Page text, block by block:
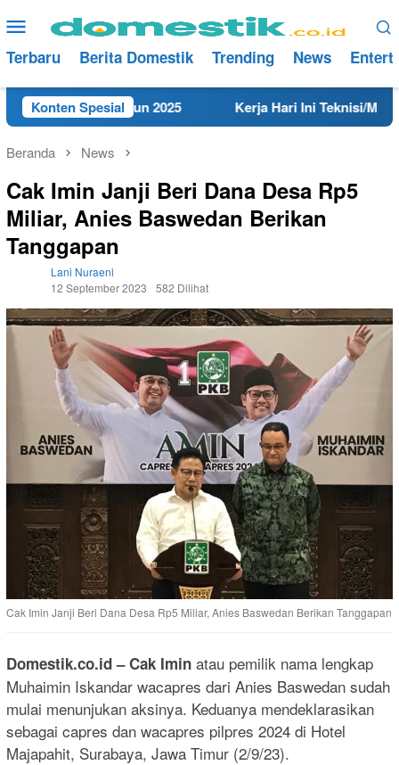
ke
konten
Menu
Mobile
Terbaru Berita Domestik Trending News
Konten Spesial
Tahun 2025 Kerja Hari Ini Teknisi/Mekanik
Beranda News
Cak Imin Janji Beri Dana Desa Rp5
Miliar, Anies Baswedan Berikan
Tanggapan
Lani Nuraeni
12 September 2023
582 Dilihat
Cak Imin Janji Beri Dana Desa Rp5 Miliar, Anies Baswedan Berikan Tanggapan
Domestik.co.id– Cak Imin atau pemilik nama lengkap
Muhaimin Iskandar wacapres dari Anies Baswedan sudah
mulai menunjukan aksinya. Keduanya mendeklarasikan
sebagai capres dan wacapres pilpres 2024 di Hotel
Majapahit, Surabaya, Jawa Timur (2/9/23).